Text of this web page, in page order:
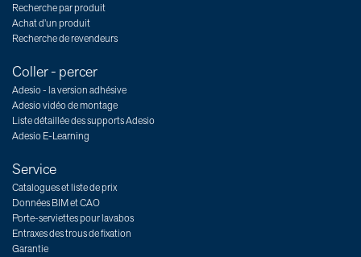
Recherche par produit
Achat d’un produit
Recherche de revendeurs
Coller - percer
Adesio - la version adhésive
Adesio vidéo de montage
Liste détaillée des supports Adesio
Adesio E-Learning
Service
Catalogues et liste de prix
Données BIM et CAO
Porte-serviettes pour lavabos
Entraxes des trous de fixation
Garantie